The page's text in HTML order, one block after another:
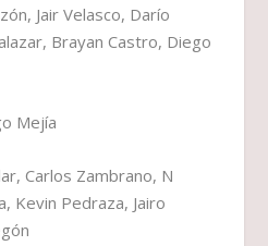
Jair Velasco, Darío
Brayan Castro, Diego
Mejía
Carlos Zambrano, N
Kevin Pedraza, Jairo